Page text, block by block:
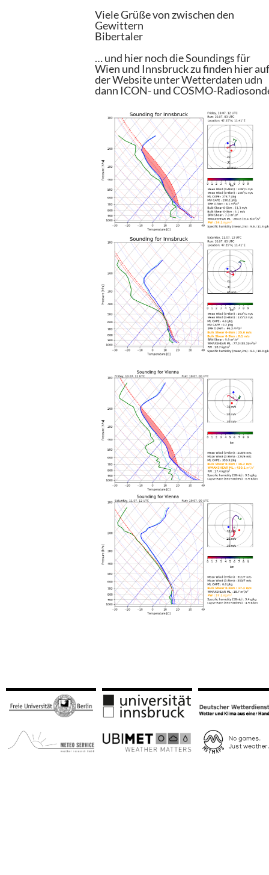
Viele Grüße von zwischen den
Gewittern
Bibertaler
… und hier noch die Soundings für
Wien und Innsbruck zu finden hier
der Website unter Wetterdaten udn
dann ICON- und COSMO-